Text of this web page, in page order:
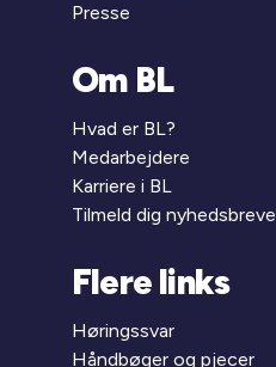
Presse
Om BL
Hvad er BL?
Medarbejdere
Karriere i BL
Tilmeld dig nyhedsbreve
Flere links
Høringssvar
Håndbøger og pjecer